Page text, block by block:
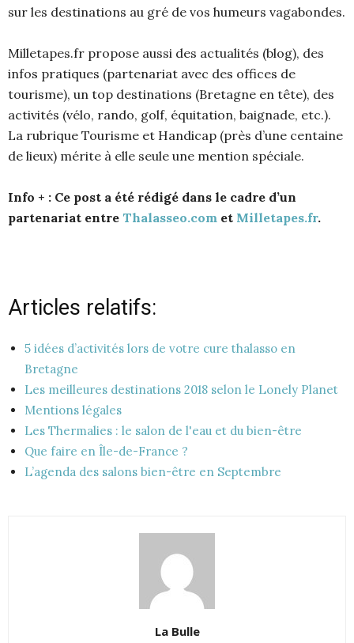
sur les destinations au gré de vos humeurs vagabondes.
Milletapes.fr propose aussi des actualités (blog), des
infos pratiques (partenariat avec des offices de
tourisme), un top destinations (Bretagne en tête), des
activités (vélo, rando, golf, équitation, baignade, etc.).
La rubrique Tourisme et Handicap (près d’une centaine
de lieux) mérite à elle seule une mention spéciale.
Info + : Ce post a été rédigé dans le cadre d’un
partenariat entre Thalasseo.com et Milletapes.fr.
Articles relatifs:
5 idées d’activités lors de votre cure thalasso en
Bretagne
Les meilleures destinations 2018 selon le Lonely Planet
Mentions légales
Les Thermalies : le salon de l'eau et du bien-être
Que faire en Île-de-France ?
L’agenda des salons bien-être en Septembre
La Bulle